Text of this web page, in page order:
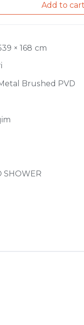
Add to cart
× 168 cm
Brushed PVD
SHOWER